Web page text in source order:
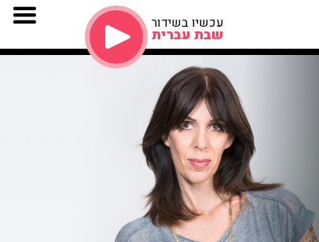
עכשיו בשידור
שבת עברית